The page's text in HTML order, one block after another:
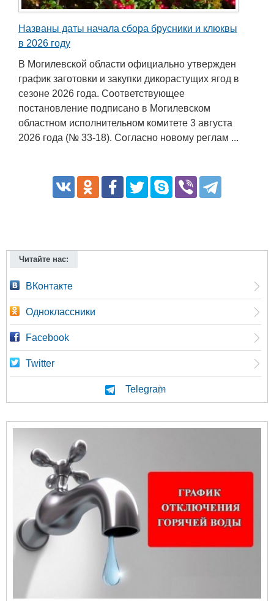
Названы даты начала сбора брусники и клюквы
в 2026 году
В Могилевской области официально утвержден
график заготовки и закупки дикорастущих ягод в
сезоне 2026 года. Соответствующее
постановление подписано в Могилевском
областном исполнительном комитете 3 августа
2026 года (№ 33-18). Согласно новому реглам ...
Читайте нас:
ВКонтакте
Одноклассники
Facebook
Twitter
Telegram